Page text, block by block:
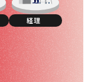
経理